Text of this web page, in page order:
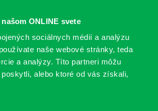
ONLINE svete
sociálnych médií a analýzu
naše webové stránky, teda
a analýzy. Títo partneri môžu
alebo ktoré od vás získali,
POBOČKY O KNIŽNICI